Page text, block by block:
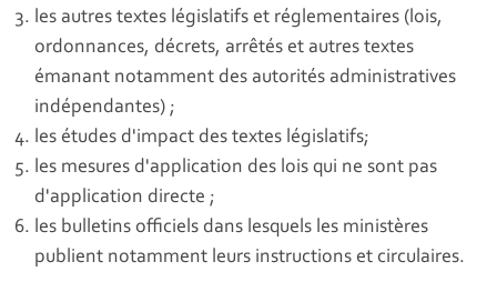
les autres textes législatifs et réglementaires (lois,
ordonnances, décrets, arrêtés et autres textes
émanant notamment des autorités administratives
indépendantes) ;
les études d'impact des textes législatifs;
les mesures d'application des lois qui ne sont pas
d'application directe ;
les bulletins officiels dans lesquels les ministères
publient notamment leurs instructions et circulaires.